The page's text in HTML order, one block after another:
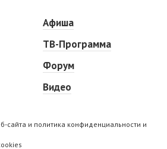
Афиша
ТВ-Программа
Форум
Видео
сайта и политика конфиденциальности и